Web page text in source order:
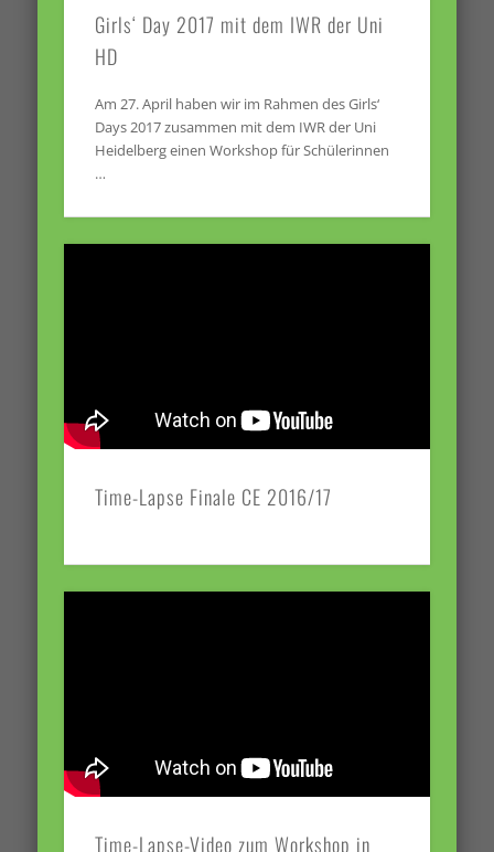
Girls‘ Day 2017 mit dem IWR der Uni
HD
Am 27. April haben wir im Rahmen des Girls‘
Days 2017 zusammen mit dem IWR der Uni
Heidelberg einen Workshop für Schülerinnen
…
Time-Lapse Finale CE 2016/17
Time-Lapse-Video zum Workshop in